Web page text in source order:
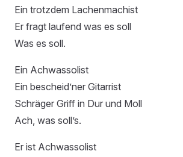
Ein trotzdem Lachenmachist
Er fragt laufend was es soll
Was es soll.
Ein Achwassolist
Ein bescheid’ner Gitarrist
Schräger Griff in Dur und Moll
Ach, was soll’s.
Er ist Achwassolist